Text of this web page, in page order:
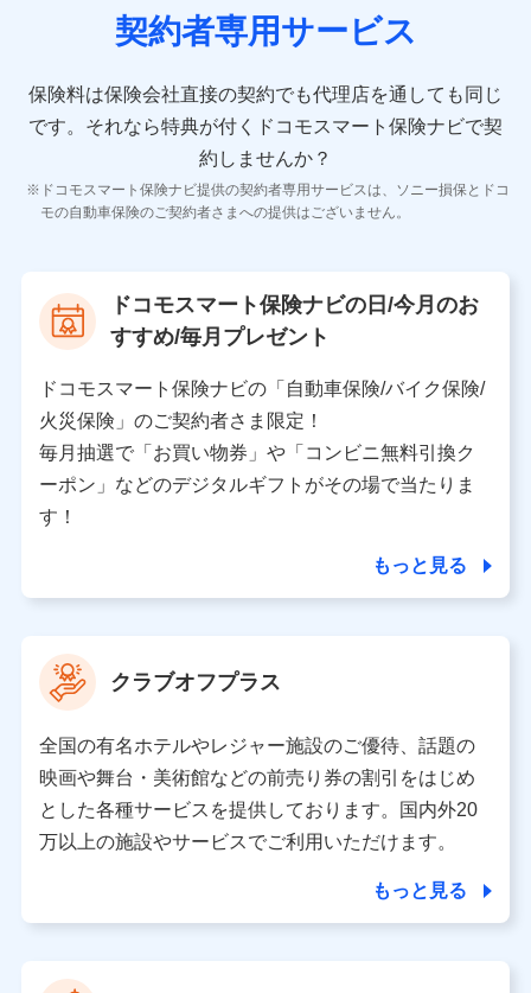
険契約に関する情報。例として、保険契約者及び被保険
者の氏名、住所、生年月日、性別、保険契約者と被保険
報、建物の構造や築年数などの情報、ペットの種類や年
齢などの情報などが含まれます。
【共同して利用する者の範囲】
当社
当社又は株式会社NTTドコモが提供する保険関連サービ
スにおけるユーザ登録受付および管理のため
を受けている保険会社・提携会社の保険その他に関する
情報を提供するため、また維持管理等の委託業務遂行の
ため、またそれらに付帯、関連する当社、株式会社NTT
ドコモおよび提携会社のサービスを案内、提供するため
（各サービスで取得したサービス利用履歴、ウェブサイ
トの閲覧履歴、購買履歴、ご契約内容等のパーソナルデ
ータを分析して、お客さまの趣味・嗜好・傾向に応じた
上記に係る案内・手続き・管理等付帯業務を行うため
【当該個人データの管理について責任を有する者の名称・住
所・代表者名】
当該個人データを取り扱う各共同利用者（詳細は次のとお
り）
東京都千代田区永田町2丁目11番1号 山王パークタワー
株式会社NTTドコモ 代表取締役社長 前田 義晃
東京都中央区日本橋人形町2-14-10 アーバンネット日本橋
ビル 3F
契約者専用サービス
保険料は保険会社直接の契約でも代理店を通しても同じ
です。 それなら特典が付くドコモスマート保険ナビで契
約しませんか？
ドコモスマート保険ナビ提供の契約者専用サービスは、ソニー損保とドコ
モの自動車保険のご契約者さまへの提供はございません。
ドコモスマート保険ナビの日/今月のお
すすめ/毎月プレゼント
ドコモスマート保険ナビの「自動車保険/バイク保険/
火災保険」のご契約者さま限定！
毎月抽選で「お買い物券」や「コンビニ無料引換ク
ーポン」などのデジタルギフトがその場で当たりま
す！
もっと見る
クラブオフプラス
全国の有名ホテルやレジャー施設のご優待、話題の
映画や舞台・美術館などの前売り券の割引をはじめ
とした各種サービスを提供しております。国内外20
万以上の施設やサービスでご利用いただけます。
もっと見る